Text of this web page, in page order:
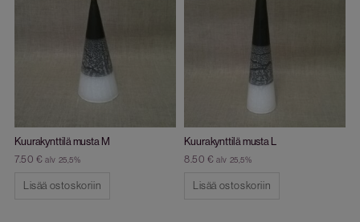
Kuurakynttilä musta M
7.50 € alv 25,5%
Lisää ostoskoriin
Kuurakynttilä musta L
8.50 € alv 25,5%
Lisää ostoskoriin